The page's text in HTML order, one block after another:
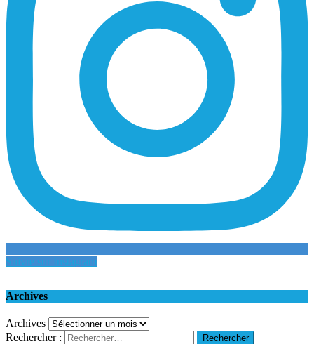
Suivre sur Instagram
Archives
Archives
Rechercher :